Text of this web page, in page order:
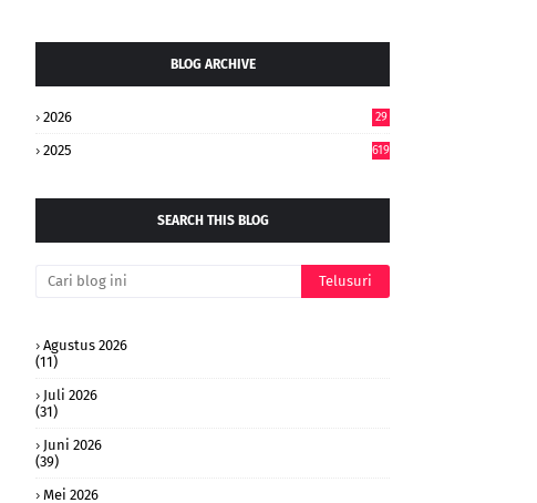
BLOG ARCHIVE
2026
29
2025 619
SEARCH THIS BLOG
Agustus 2026
(11)
Juli 2026
(31)
Juni 2026
(39)
Mei 2026